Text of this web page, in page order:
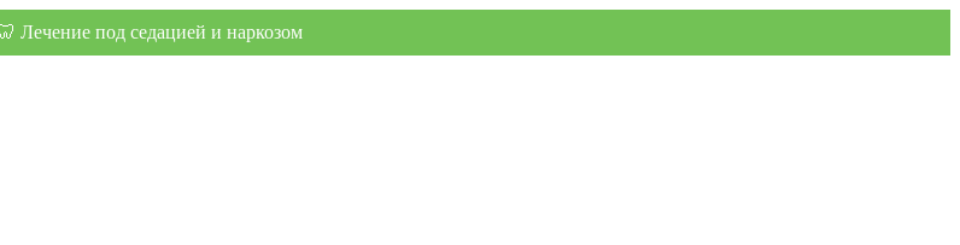
Лечение под седацией и наркозом